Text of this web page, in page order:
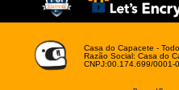
Casa do Capacete -
Razão Social: Casa do
CNPJ:00.174.699/0001-